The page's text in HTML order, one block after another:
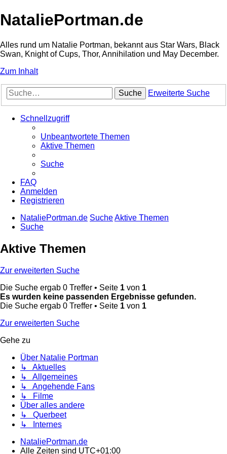
NataliePortman.de
Alles rund um Natalie Portman, bekannt aus Star Wars, Black
Swan, Knight of Cups, Thor, Annihilation und May December.
Zum Inhalt
Suche Erweiterte Suche
Schnellzugriff
Unbeantwortete Themen
Aktive Themen
Suche
FAQ
Anmelden
Registrieren
NataliePortman.de SucheAktive Themen
Suche
Aktive Themen
Zur erweiterten Suche
Die Suche ergab 0 Treffer • Seite 1 von 1
Es wurden keine passenden Ergebnisse gefunden.
Die Suche ergab 0 Treffer • Seite 1 von 1
Zur erweiterten Suche
Gehe zu
Über Natalie Portman
↳ Aktuelles
↳ Allgemeines
↳ Angehende Fans
↳ Filme
Über alles andere
↳ Querbeet
↳ Internes
NataliePortman.de
Alle Zeiten sind UTC+01:00